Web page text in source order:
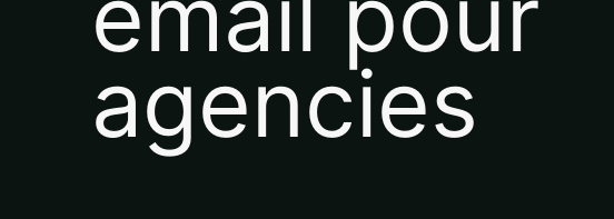
agencies